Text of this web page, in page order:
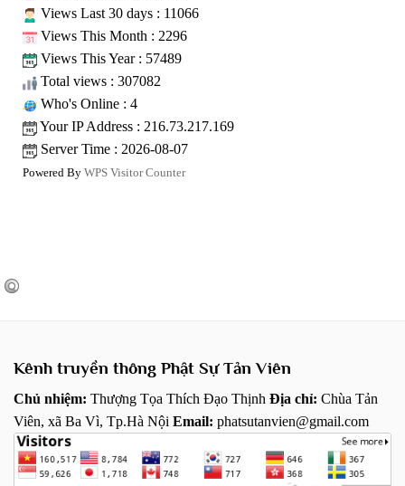
Views Last 30 days : 11066
Views This Month : 2296
Views This Year : 57489
Total views : 307082
Who's Online : 4
Your IP Address : 216.73.217.169
Server Time : 2026-08-07
Powered By WPS Visitor Counter
Kênh truyền thông Phật Sự Tản Viên
Chủ nhiệm: Thượng Tọa Thích Đạo Thịnh Địa chỉ: Chùa Tản
Viên, xã Ba Vì, Tp.Hà Nội Email: phatsutanvien@gmail.com